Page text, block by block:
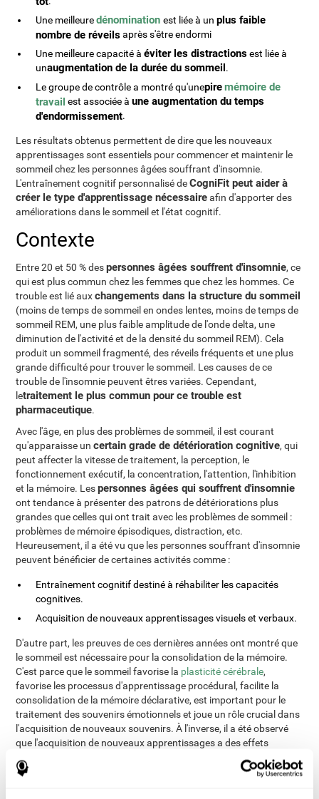
Une meilleuredénominationest liée à unplus faible
nombre de réveilsaprès s'être endormi
Une meilleure capacité àéviter les distractionsest liée à
unaugmentation de la durée du sommeil.
Le groupe de contrôle a montré qu'unepiremémoire de
travail est associée àune augmentation du temps
d'endormissement.
Les résultats obtenus permettent de dire que les nouveaux
apprentissages sont essentiels pour commencer et maintenir le
sommeil chez les personnes âgées souffrant d'insomnie.
L'entraînement cognitif personnalisé deCogniFit peut aider à
créer le type d'apprentissage nécessaireafin d'apporter des
améliorations dans le sommeil et l'état cognitif.
Contexte
Entre 20 et 50 % despersonnes âgées souffrent d'insomnie, ce
qui est plus commun chez les femmes que chez les hommes. Ce
trouble est lié auxchangements dans la structure du sommeil
(moins de temps de sommeil en ondes lentes, moins de temps de
sommeil REM, une plus faible amplitude de l'onde delta, une
diminution de l'activité et de la densité du sommeil REM). Cela
produit un sommeil fragmenté, des réveils fréquents et une plus
grande difficulté pour trouver le sommeil. Les causes de ce
trouble de l'insomnie peuvent êtres variées. Cependant,
letraitement le plus commun pour ce trouble est
pharmaceutique.
Avec l'âge, en plus des problèmes de sommeil, il est courant
qu'apparaisse uncertain grade de détérioration cognitive, qui
peut affecter la vitesse de traitement, la perception, le
fonctionnement exécutif, la concentration, l'attention, l'inhibition
et la mémoire. Lespersonnes âgées qui souffrent d'insomnie
ont tendance à présenter des patrons de détériorations plus
grandes que celles qui ont trait avec les problèmes de sommeil :
problèmes de mémoire épisodiques, distraction, etc.
Heureusement, il a été vu que les personnes souffrant d'insomnie
peuvent bénéficier de certaines activités comme :
Entraînement cognitif destiné à réhabiliter les capacités
cognitives.
Acquisition de nouveaux apprentissages visuels et verbaux.
D'autre part, les preuves de ces dernières années ont montré que
le sommeil est nécessaire pour la consolidation de la mémoire.
C'est parce que le sommeil favorise la plasticité cérébrale,
favorise les processus d'apprentissage procédural, facilite la
consolidation de la mémoire déclarative, est important pour le
traitement des souvenirs émotionnels et joue un rôle crucial dans
l'acquisition de nouveaux souvenirs. À l'inverse, il a été observé
que l'acquisition de nouveaux apprentissages a des effets
positifs sur la structure du sommeil. Après l'apprentissage, la
proportion de sommeil REM augmente, les mouvements rapides